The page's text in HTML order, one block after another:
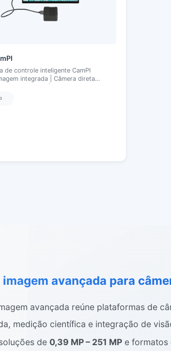
de controle inteligente CamPI
integrada | Câmera direta
imagem avançada para
avançada reúne plataformas de
medição científica e integração de
de 0,39 MP – 251 MP e formatos